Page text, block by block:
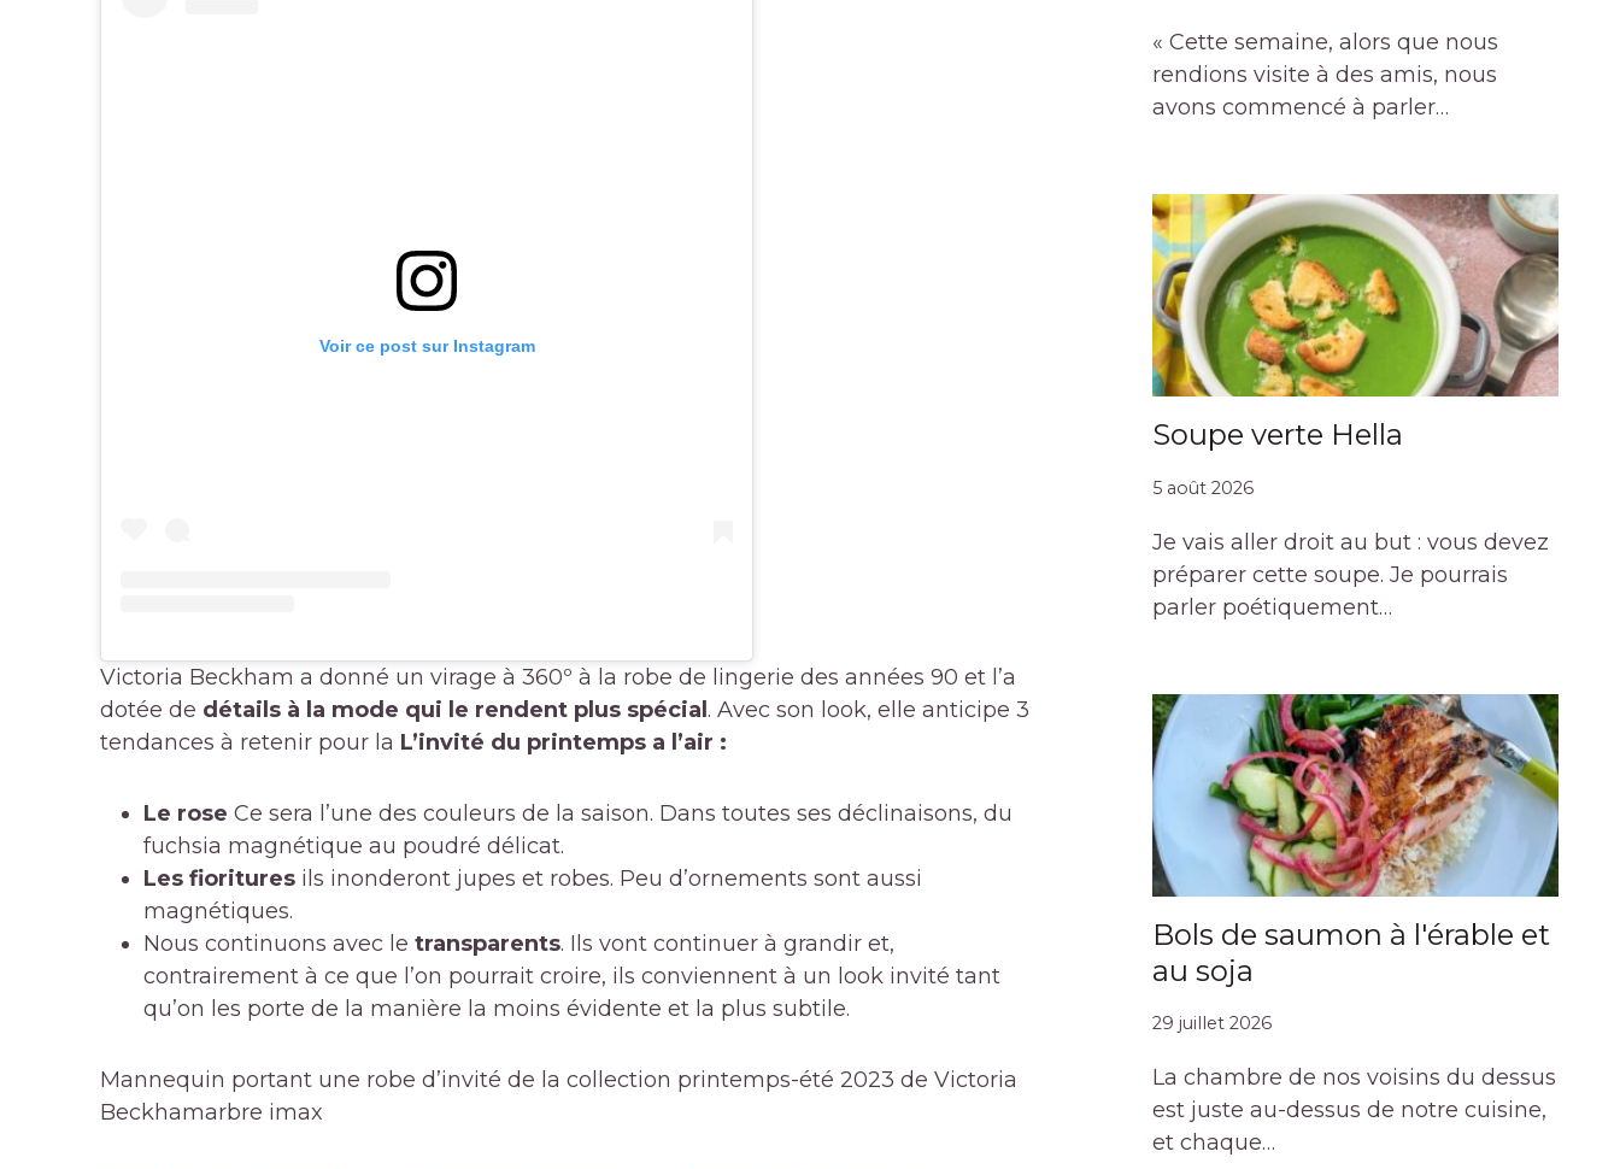
Voir ce post sur Instagram
Victoria Beckham a donné un virage à 360º à la robe de lingerie des années 90 et l’a
dotée de détails à la mode qui le rendent plus spécial . Avec son look, elle anticipe 3
tendances à retenir pour la L’invité du printemps a l’air :
Le rose Ce sera l’une des couleurs de la saison. Dans toutes ses déclinaisons, du
fuchsia magnétique au poudré délicat.
Les fioritures ils inonderont jupes et robes. Peu d’ornements sont aussi
magnétiques.
Nous continuons avec le transparents. Ils vont continuer à grandir et,
contrairement à ce que l’on pourrait croire, ils conviennent à un look invité tant
qu’on les porte de la manière la moins évidente et la plus subtile.
Mannequin portant une robe d’invité de la collection printemps-été 2023 de Victoria
Beckhamarbre imax
« Cette semaine, alors que nous
rendions visite à des amis, nous
avons commencé à parler…
Soupe verte Hella
5 août 2026
Je vais aller droit au but : vous devez
préparer cette soupe. Je pourrais
parler poétiquement…
Bols de saumon à l'érable et
au soja
29 juillet 2026
La chambre de nos voisins du dessus
est juste au-dessus de notre cuisine,
et chaque…